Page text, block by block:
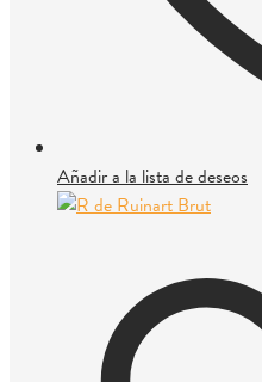
Añadir a la lista de deseos